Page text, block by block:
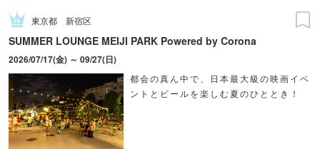
東京都 新宿区
SUMMER LOUNGE MEIJI PARK Powered by Corona
2026/07/17(金) ～ 09/27(日)
都会の真ん中で、日本最大級の映画イベ
ントとビールを楽しむ夏のひととき！